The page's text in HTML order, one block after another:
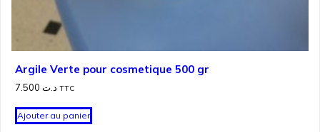
Argile Verte pour cosmetique 500 gr
د.ت TTC
Ajouter au panier